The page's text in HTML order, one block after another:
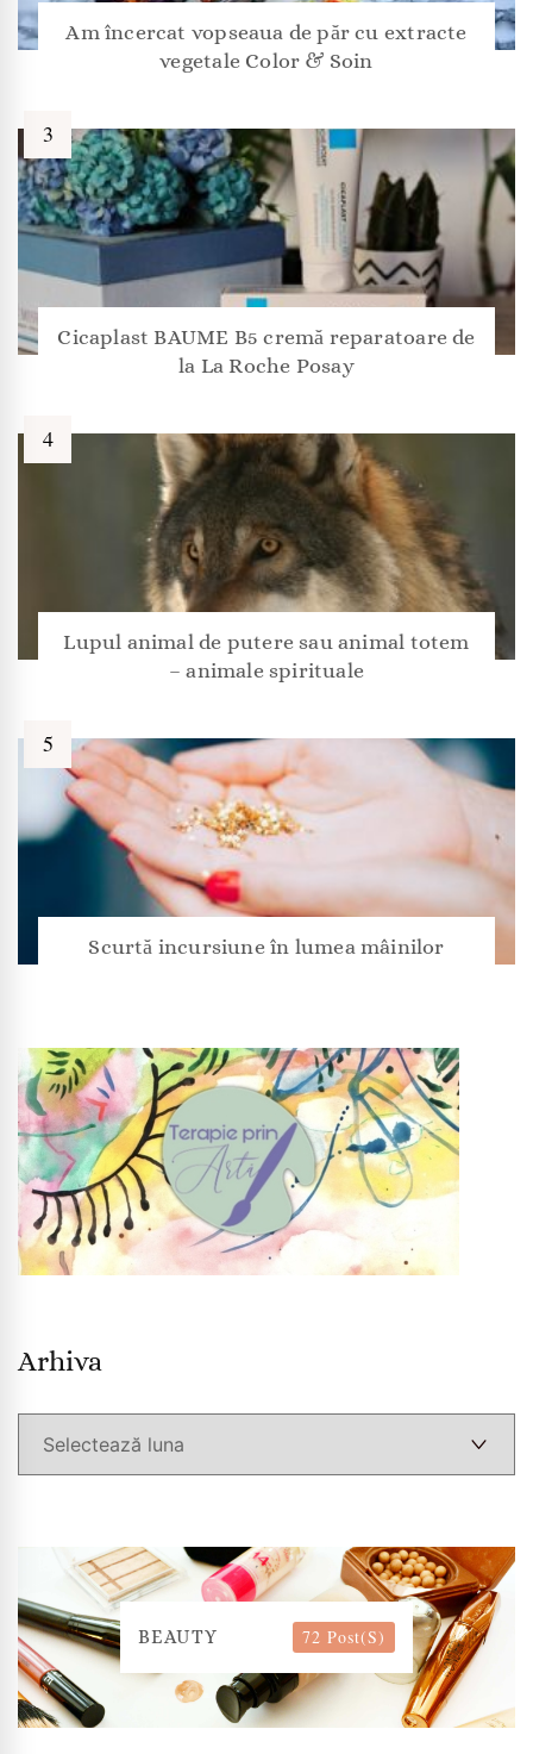
Am încercat vopseaua de păr cu extracte
vegetale Color & Soin
Cicaplast BAUME B5 cremă reparatoare de
la La Roche Posay
Lupul animal de putere sau animal totem
– animale spirituale
Scurtă incursiune în lumea mâinilor
Arhiva
BEAUTY 72 Post(s)